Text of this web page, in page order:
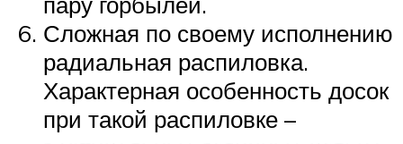
Сложная по своему исполнению
радиальная распиловка.
Характерная особенность досок
при такой распиловке –